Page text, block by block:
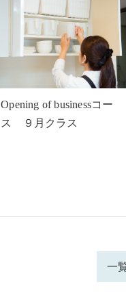
Opening of businessコー
ス ９月クラス
一